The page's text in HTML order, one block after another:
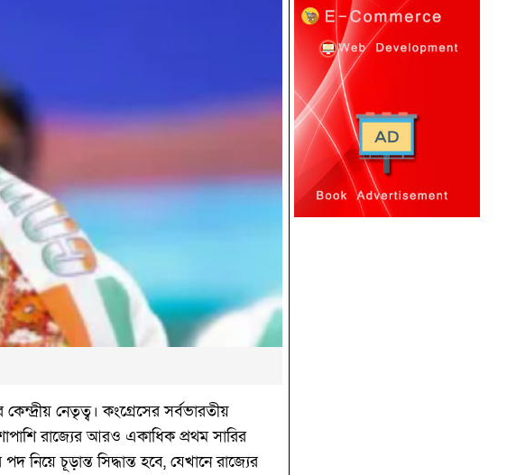
নেতৃত্ব। কংগ্রেসের সর্বভারতীয়
রাজ্যের আরও একাধিক প্রথম সারির
চূড়ান্ত সিদ্ধান্ত হবে, যেখানে রাজ্যের